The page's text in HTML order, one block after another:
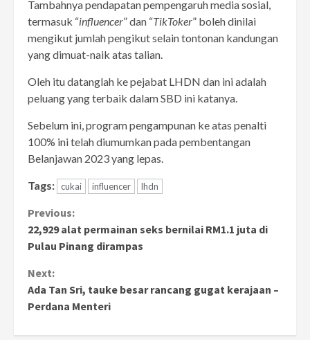
Tambahnya pendapatan pempengaruh media sosial,
termasuk “influencer” dan “TikToker” boleh dinilai
mengikut jumlah pengikut selain tontonan kandungan
yang dimuat-naik atas talian.
Oleh itu datanglah ke pejabat LHDN dan ini adalah
peluang yang terbaik dalam SBD ini katanya.
Sebelum ini, program pengampunan ke atas penalti
100% ini telah diumumkan pada pembentangan
Belanjawan 2023 yang lepas.
Tags: cukai influencer lhdn
Continue
Reading
Previous:
22,929 alat permainan seks bernilai RM1.1 juta di
Pulau Pinang dirampas
Next:
Ada Tan Sri, tauke besar rancang gugat kerajaan –
Perdana Menteri